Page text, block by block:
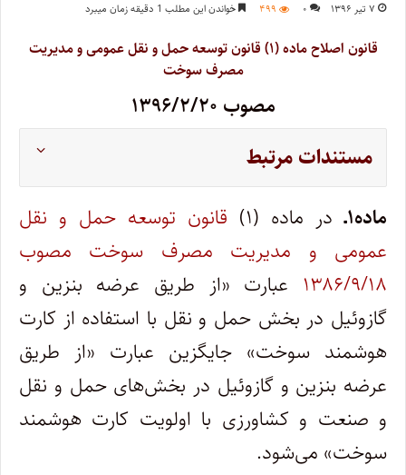
۷ تیر ۱۳۹۶ ۰ ۴۹۹ خواندن این مطلب 1 دقیقه زمان میبرد
قانون اصلاح ماده (۱) قانون توسعه حمل و نقل عمومی و مدیریت
مصرف سوخت
مصوب ۱۳۹۶/۲/۲۰
مستندات مرتبط
ماده۱ـ در ماده (۱)
قانون توسعه حمل و نقل
عمومی و مدیریت مصرف سوخت مصوب
۱۳۸۶/۹/۱۸ عبارت «از طریق عرضه بنزین و
گازوئیل در بخش حمل و نقل با استفاده از کارت
هوشمند سوخت» جایگزین عبارت «از طریق
عرضه بنزین و گازوئیل در بخش‌های حمل و نقل
و صنعت و کشاورزی با اولویت کارت هوشمند
سوخت» می‌شود.